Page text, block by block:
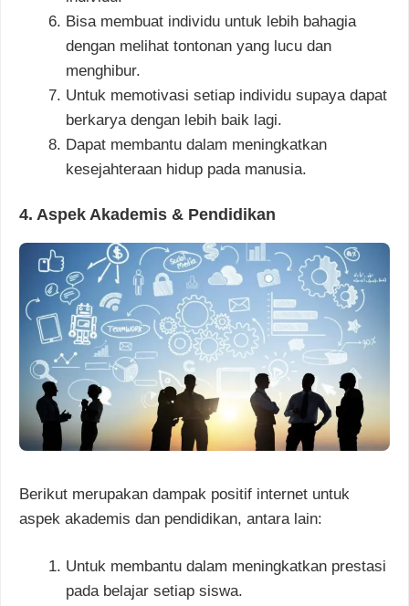
Bisa membuat individu untuk lebih bahagia
dengan melihat tontonan yang lucu dan
menghibur.
Untuk memotivasi setiap individu supaya dapat
berkarya dengan lebih baik lagi.
Dapat membantu dalam meningkatkan
kesejahteraan hidup pada manusia.
4. Aspek Akademis & Pendidikan
Berikut merupakan dampak positif internet untuk
aspek akademis dan pendidikan, antara lain:
Untuk membantu dalam meningkatkan prestasi
pada belajar setiap siswa.